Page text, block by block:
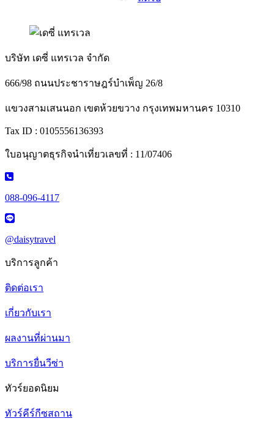
บริษัท เดซี่ แทรเวล จำกัด
666/98 ถนนประชาราษฎร์บำเพ็ญ 26/8
แขวงสามเสนนอก เขตห้วยขวาง กรุงเทพมหานคร 10310
Tax ID : 0105556136393
ใบอนุญาตธุรกิจนำเที่ยวเลขที่ : 11/07406
088-096-4117
@daisytravel
บริการลูกค้า
ติดต่อเรา
เกี่ยวกับเรา
ผลงานที่ผ่านมา
บริการยื่นวีซ่า
ทัวร์ยอดนิยม
ทัวร์คีร์กีซสถาน